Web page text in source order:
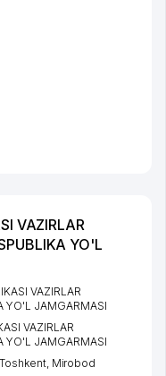
VAZIRLAR
YO'L
VAZIRLAR
YO'L JAMGARMASI
VAZIRLAR
YO'L JAMGARMASI
Toshkent, Mirobod